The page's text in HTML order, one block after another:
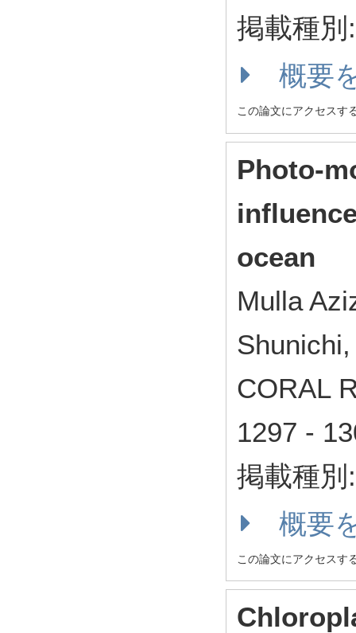
掲載種
概要
この論文にアクセスす
Photo-
ocean
Mulla
CORAL
1297 -
掲載種
概要
この論文にアクセスす